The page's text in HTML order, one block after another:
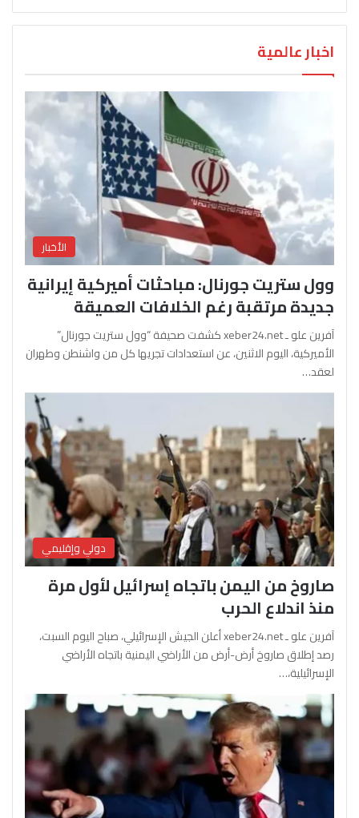
اخبار عالمية
الأخبار
وول ستريت جورنال: مباحثات أميركية إيرانية
جديدة مرتقبة رغم الخلافات العميقة
آفرين علو ـ xeber24.net كشفت صحيفة “وول ستريت جورنال”
الأميركية، اليوم الاثنين، عن استعدادات تجريها كل من واشنطن وطهران
لعقد…
دولي وإقليمي
صاروخ من اليمن باتجاه إسرائيل لأول مرة
منذ اندلاع الحرب
آفرين علو ـ xeber24.net أعلن الجيش الإسرائيلي، صباح اليوم السبت،
رصد إطلاق صاروخ أرض-أرض من الأراضي اليمنية باتجاه الأراضي
الإسرائيلية،…